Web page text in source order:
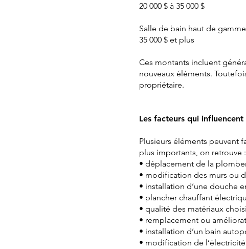
20 000 $ à 35 000 $
Salle de bain haut de gamme
35 000 $ et plus
Ces montants incluent
nouveaux éléments.
propriétaire.
Les facteurs qui
Plusieurs éléments peuvent
plus importants, on retrouve :
• déplacement de la
• modification des murs ou
• installation d’une douche
• plancher chauffant
• qualité des matériaux
• remplacement ou
• installation d’un bain
• modification de